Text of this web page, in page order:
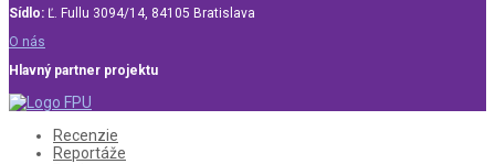
Sídlo: Ľ. Fullu 3094/14, 84105 Bratislava
O nás
Hlavný partner projektu
Recenzie
Reportáže